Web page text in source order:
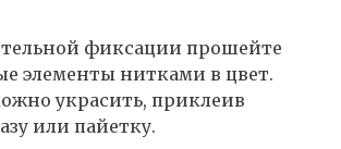
фиксации прошейте
элементы нитками в цвет.
украсить, приклеив
или пайетку.